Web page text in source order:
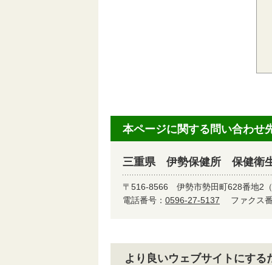
本ページに関する問い合わせ
三重県 伊勢保健所 保健衛
〒516-8566 伊勢市勢田町628番地2
電話番号： 0596-27-5137 ファクス
より良いウェブサイトにす